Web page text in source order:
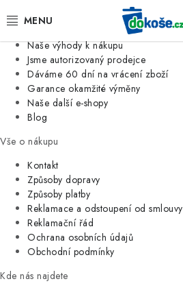
Jsme tradiční česká firma
Naše výhody k nákupu
Jsme autorizovaný prodejce
Dáváme 60 dní na vrácení zboží
Garance okamžité výměny
Naše další e-shopy
Blog
Vše o nákupu
Kontakt
Způsoby dopravy
Způsoby platby
Reklamace a odstoupení od smlouvy
Reklamační řád
Ochrana osobních údajů
Obchodní podmínky
Kde nás najdete
KOŠE
SÁČKY
KUCHYNĚ
ORGANIZACE
DOMÁCNOST
ÚKLID